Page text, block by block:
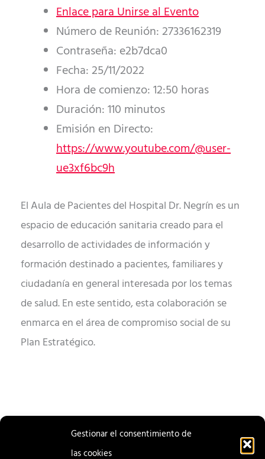
Gestionar el consentimiento de
las cookies
Enlace para Unirse al Evento
Número de Reunión: 27336162319
Contraseña: e2b7dca0
Fecha: 25/11/2022
Hora de comienzo: 12:50 horas
Duración: 110 minutos
Emisión en Directo:
https://www.youtube.com/@user-
ue3xf6bc9h
El Aula de Pacientes del Hospital Dr. Negrín es un
espacio de educación sanitaria creado para el
desarrollo de actividades de información y
formación destinado a pacientes, familiares y
ciudadanía en general interesada por los temas
de salud. En este sentido, esta colaboración se
enmarca en el área de compromiso social de su
Plan Estratégico.